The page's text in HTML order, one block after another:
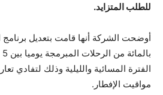
للطلب المتزايد.
الفترة المسائية والليلية وذلك لتفادي
مواقيت الإفطار.